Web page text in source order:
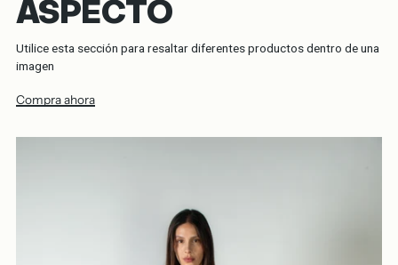
ASPECTO
Utilice esta sección para resaltar diferentes productos dentro de una
imagen
Compra ahora